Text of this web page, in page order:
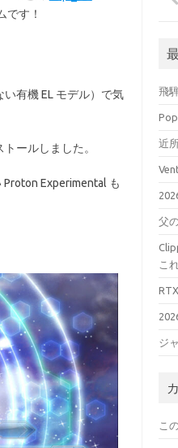
です！
有機 EL モデル）で気
ールしました。
Experimental も
飛
近
父
こ
ジ
こ